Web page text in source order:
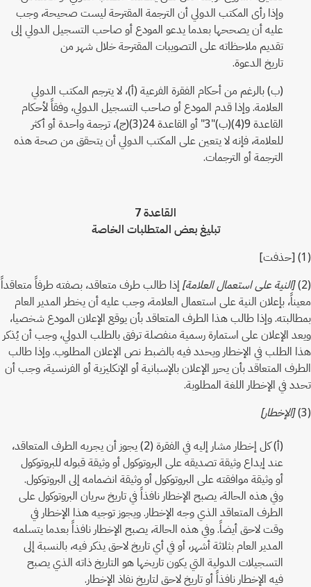
وإذا رأى المكتب الدولي أن الترجمة المقترحة ليست صحيحة، وجب
عليه أن يصححها بعدما يدعو المودع أو صاحب التسجيل الدولي إلى
تقديم ملاحظاته على التصويبات المقترحة خلال شهر من
تاريخ الدعوة.
(ب) بالرغم من أحكام الفقرة الفرعية (أ)، لا يترجم المكتب الدولي
العلامة. وإذا قدم المودع أو صاحب التسجيل الدولي، وفقاً لأحكام
القاعدة 9(4)(ب)"3" أو القاعدة 24(3)(ج)، ترجمة واحدة أو أكثر
للعلامة، فإنه لا يتعين على المكتب الدولي أن يتحقق من صحة هذه
الترجمة أو الترجمات.
القاعدة 7
تبليغ بعض المتطلبات الخاصة
(1) [حذفت]
(2)
[النية على استعمال العلامة] إذا طالب طرف متعاقد، بصفته طرفاً متعاقداً
معيناً، بإعلان النية على استعمال العلامة، وجب عليه أن يخطر المدير العام
بمطالبته. وإذا طالب هذا الطرف المتعاقد بأن يوقع الإعلان المودع شخصيا،
ويعد الإعلان على استمارة رسمية منفصلة ترفق بالطلب الدولي، وجب أن يُذكر
هذا الطلب في الإخطار ويحدد فيه بالضبط نص الإعلان المطلوب. وإذا طالب
الطرف المتعاقد بأن يحرر الإعلان بالإسبانية أو الإنكليزية أو الفرنسية، وجب أن
تحدد في الإخطار اللغة المطلوبة.
(3)
[الإخطار]
(أ) كل إخطار مشار إليه في الفقرة (2) يجوز أن يجريه الطرف المتعاقد،
عند إيداع وثيقة تصديقه على البروتوكول أو وثيقة قبوله للبروتوكول
أو وثيقة موافقته على البروتوكول أو وثيقة انضمامه إلى البروتوكول.
وفي هذه الحالة، يصبح الإخطار نافذاً في تاريخ سريان البروتوكول على
الطرف المتعاقد الذي وجه الإخطار. ويجوز توجيه هذا الإخطار في
وقت لاحق أيضاً. وفي هذه الحالة، يصبح الإخطار نافذاً بعدما يتسلمه
المدير العام بثلاثة أشهر، أو في أي تاريخ لاحق يذكر فيه، بالنسبة إلى
التسجيلات الدولية التي يكون تاريخها هو التاريخ ذاته الذي يصبح
فيه الإخطار نافذاً أو تاريخ لاحق لتاريخ نفاذ الإخطار.